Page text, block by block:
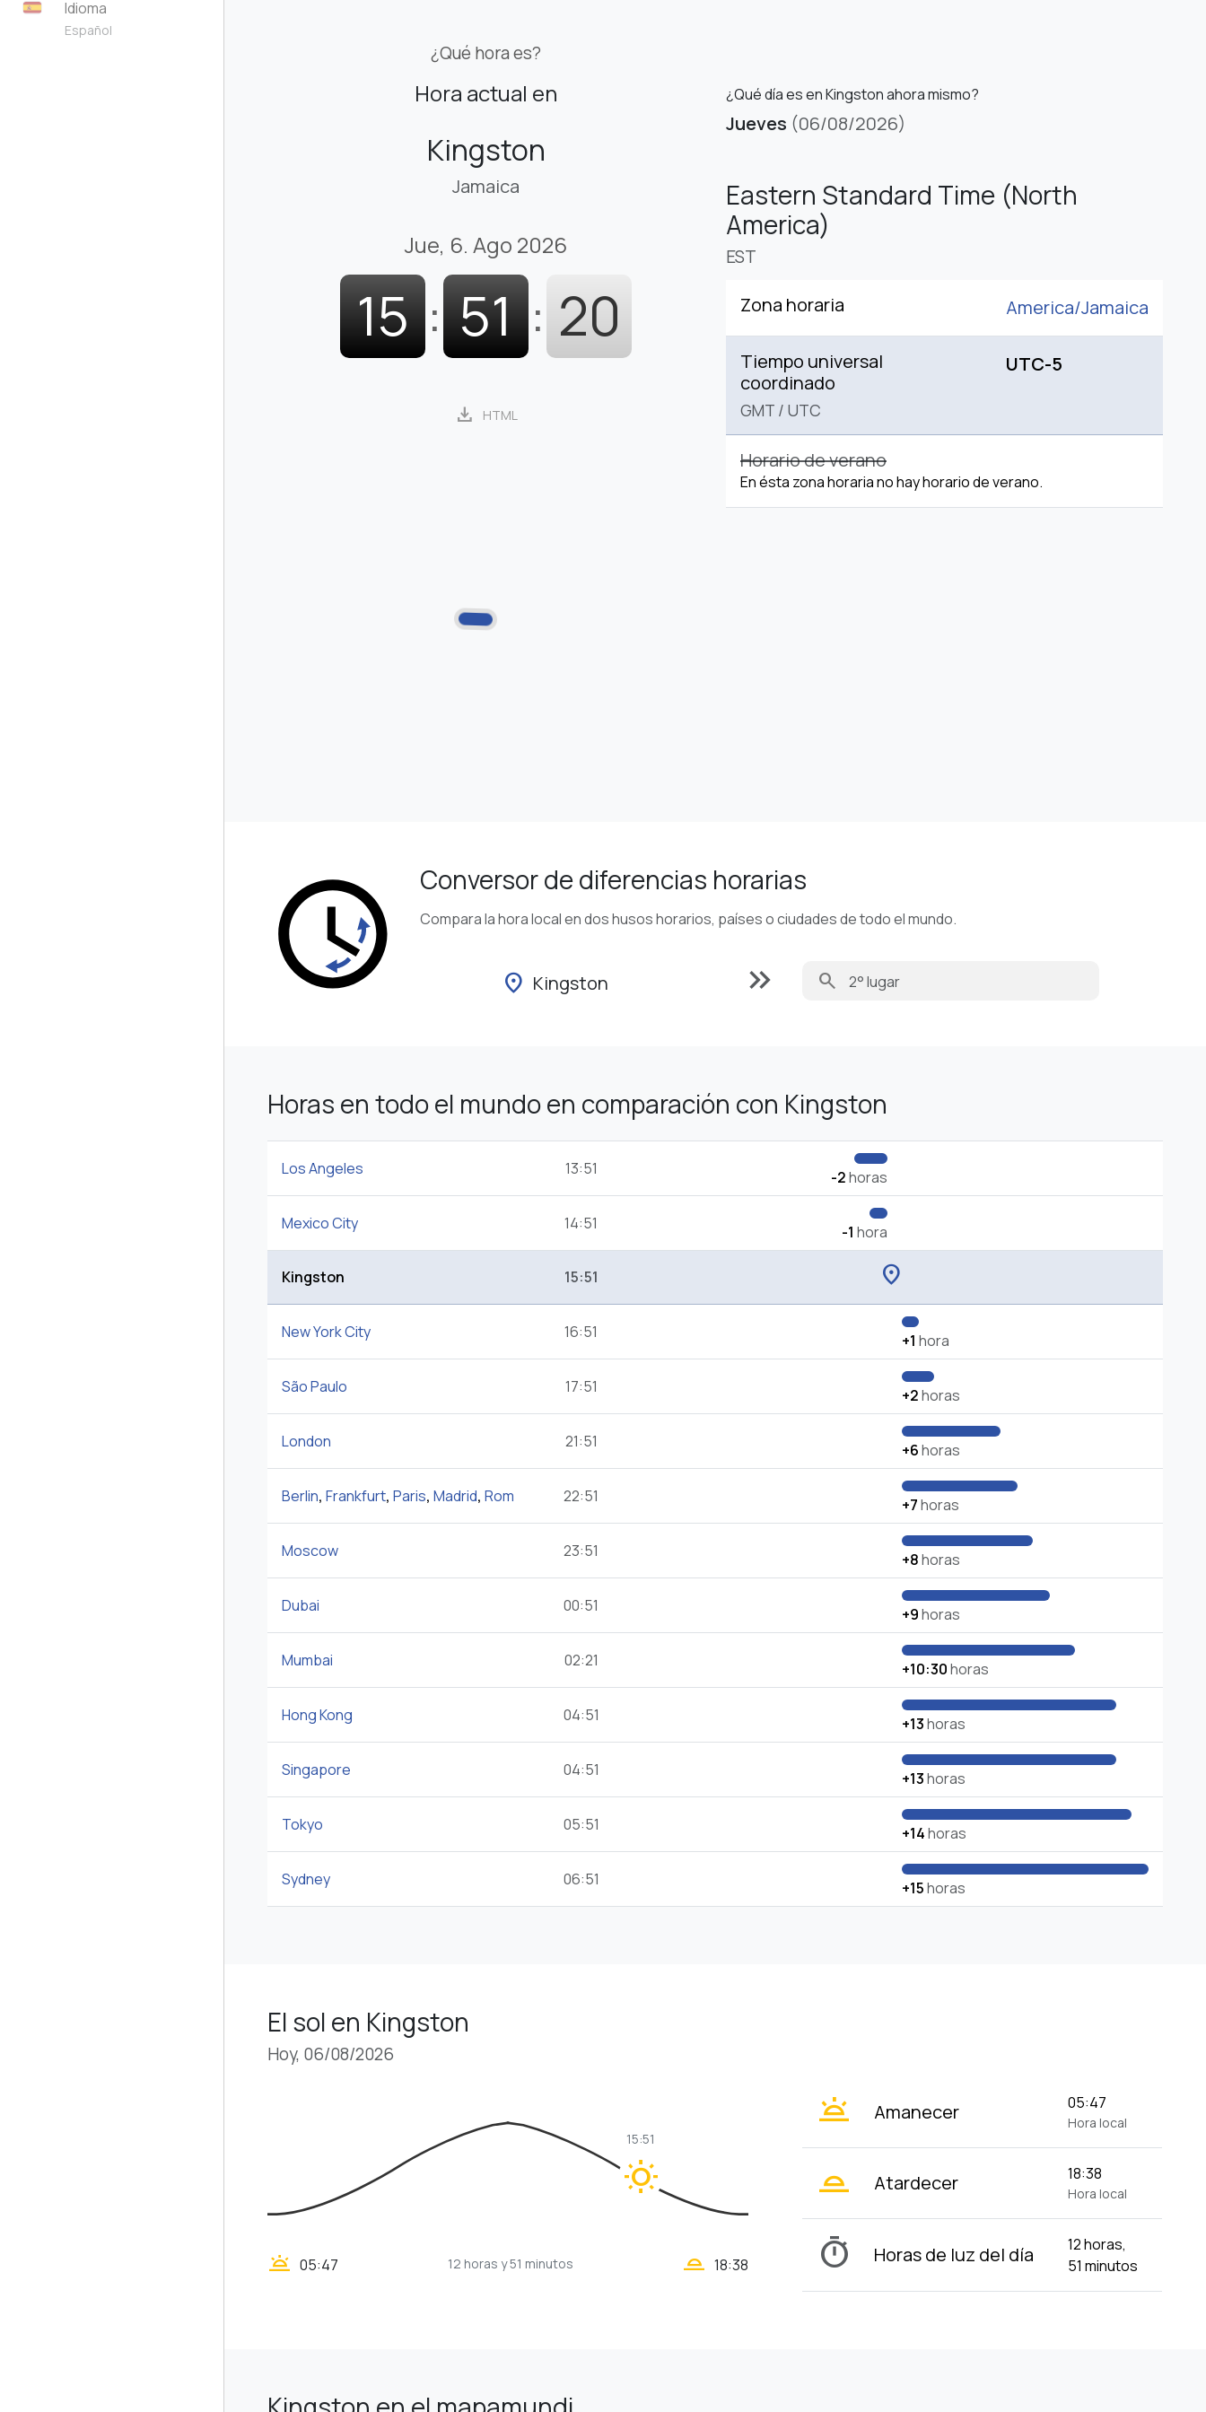
Idioma
Español
¿Qué hora es?
Hora actual en
Kingston
Jamaica
Jue, 6. Ago 2026
15 : 51 : 21
download HTML
¿Qué día es en Kingston ahora mismo?
Jueves (06/08/2026)
Eastern Standard Time (North
America)
EST
Zona horaria America/Jamaica
Tiempo universal
coordinado
GMT / UTC
UTC-5
Horario de verano
En ésta zona horaria no hay horario de verano.
Conversor de diferencias horarias
Compara la hora local en dos husos horarios, países o ciudades de todo el mundo.
location_on Kingston keyboard_double_arrow_right search
Horas en todo el mundo en comparación con Kingston
Los Angeles 13:51 -2horas
Mexico City 14:51 -1 hora
Kingston 15:51 location_on
New York City 16:51 +1 hora
São Paulo 17:51 +2horas
London 21:51 +6horas
Berlin, Frankfurt, Paris, Madrid, Rom 22:51 +7horas
Moscow 23:51 +8horas
Dubai 00:51 +9horas
Mumbai 02:21 +10:30horas
Hong Kong 04:51 +13horas
Singapore 04:51 +13horas
Tokyo 05:51 +14horas
Sydney 06:51 +15horas
El sol en Kingston
Hoy, 06/08/2026
wb_sunny
15:51
wb_twilight 05:47 12 horas y 51 minutos wb_twilight_2 18:38
wb_twilight Amanecer 05:47
Hora local
wb_twilight_2 Atardecer 18:38
Hora local
timer Horas de luz del día
12 horas,
51 minutos